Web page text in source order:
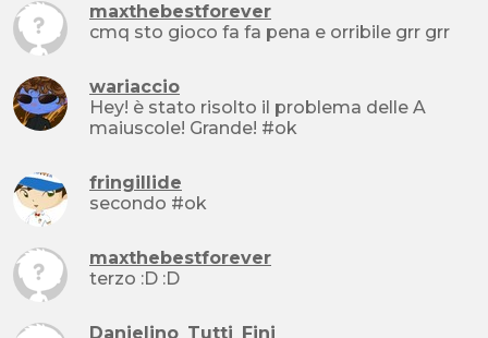
maxthebestforever
cmq sto gioco fa fa pena e orribile grr grr
wariaccio
Hey! è stato risolto il problema delle A
maiuscole! Grande! #ok
fringillide
secondo #ok
maxthebestforever
terzo :D :D
Danielino_Tutti_Fini